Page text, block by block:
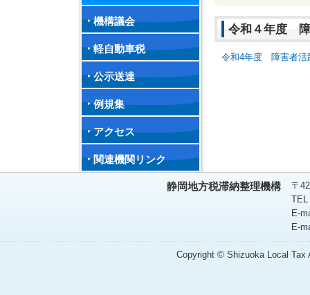
機構議会
軽自動車税
公示送達
例規集
アクセス
関連機関リンク
令和４年度 障
令和4年度 障害者活
静岡地方税滞納整理機構
〒
TEL
E-
E-
Copyright © Shizuoka Local Tax